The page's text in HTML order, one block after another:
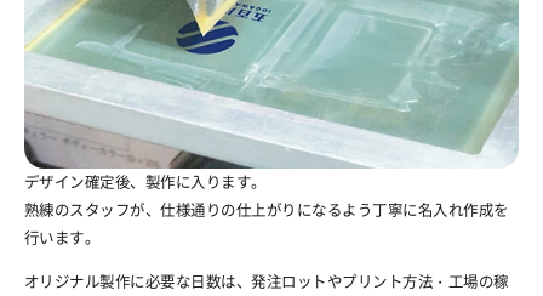
デザイン確定後、製作に入ります。
熟練のスタッフが、仕様通りの仕上がりになるよう丁寧に名入れ作成を
行います。
オリジナル製作に必要な日数は、発注ロットやプリント方法・工場の稼